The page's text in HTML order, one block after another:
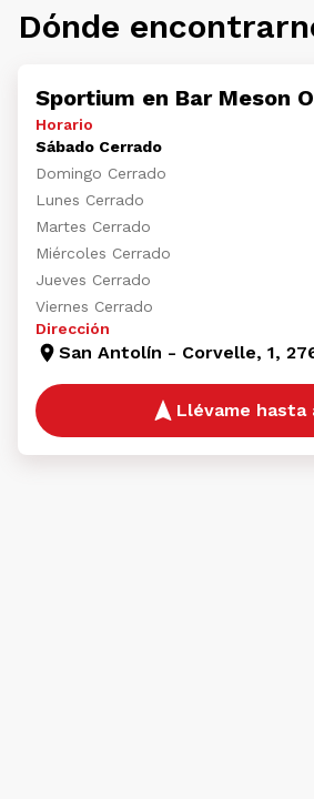
Dónde
Sportium en Bar Meson
Horario
Sábado Cerrado
Domingo Cerrado
Lunes Cerrado
Martes Cerrado
Miércoles Cerrado
Jueves Cerrado
Viernes Cerrado
Dirección
San Antolín - Corvelle, 1,
Llévame hasta